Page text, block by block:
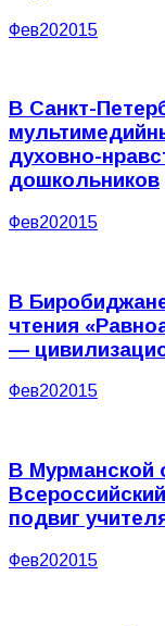
Фев202015
В Санкт-
духовно-
дошкольников
Фев202015
В
чтения
—
Фев202015
В Мурманской
подвиг
Фев202015